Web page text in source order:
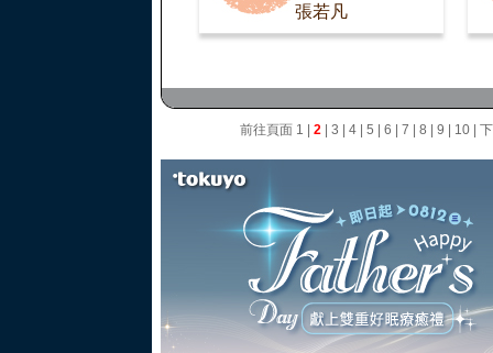
張若凡
前往頁面 1 2| 3 4| 5 6 7 8 9 10|